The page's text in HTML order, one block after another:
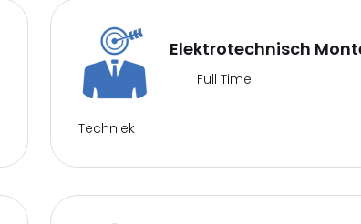
Elektrotechnisch
Full Time
Techniek